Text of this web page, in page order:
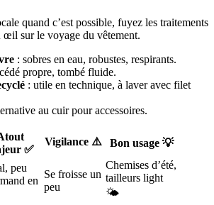
quand c’est possible, fuyez les traitements
œil sur le voyage du vêtement.
: sobres en eau, robustes, respirants.
propre, tombé fluide.
: utile en technique, à laver avec filet
au cuir pour accessoires.
✅
Vigilance ⚠️ Bon usage 💡
peu
en
Se froisse un
peu
Chemises d’été,
tailleurs light
🌤️